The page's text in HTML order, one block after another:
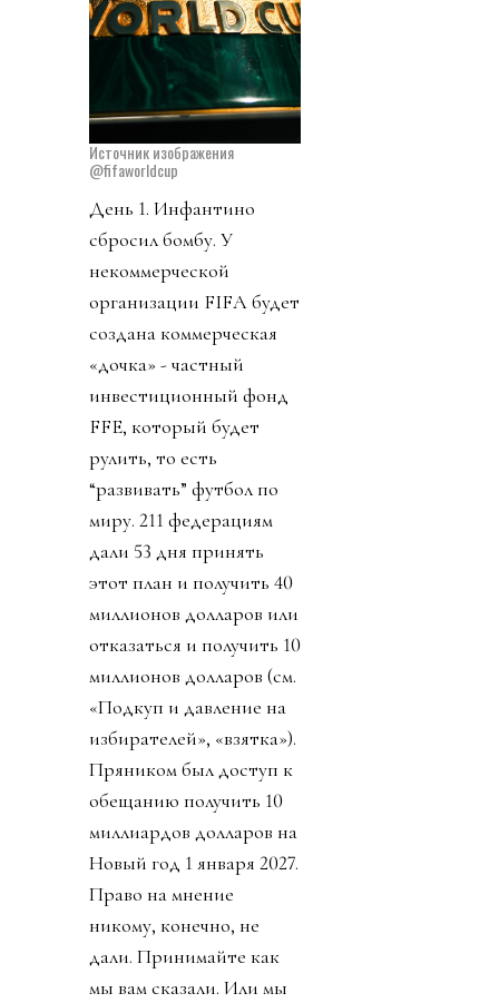
Источник изображения
@fifaworldcup
День 1. Инфантино
сбросил бомбу. У
некоммерческой
организации FIFA будет
создана коммерческая
«дочка» - частный
инвестиционный фонд
FFE, который будет
рулить, то есть
“развивать” футбол по
миру. 211 федерациям
дали 53 дня принять
этот план и получить 40
миллионов долларов или
отказаться и получить 10
миллионов долларов (см.
«Подкуп и давление на
избирателей», «взятка»).
Пряником был доступ к
обещанию получить 10
миллиардов долларов на
Новый год 1 января 2027.
Право на мнение
никому, конечно, не
дали. Принимайте как
мы вам сказали. Или мы